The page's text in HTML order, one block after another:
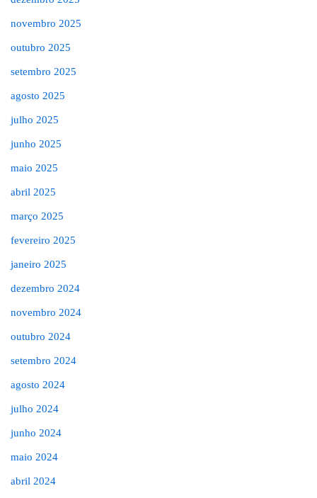
novembro 2025
outubro 2025
setembro 2025
agosto 2025
julho 2025
junho 2025
maio 2025
abril 2025
março 2025
fevereiro 2025
janeiro 2025
dezembro 2024
novembro 2024
outubro 2024
setembro 2024
agosto 2024
julho 2024
junho 2024
maio 2024
abril 2024